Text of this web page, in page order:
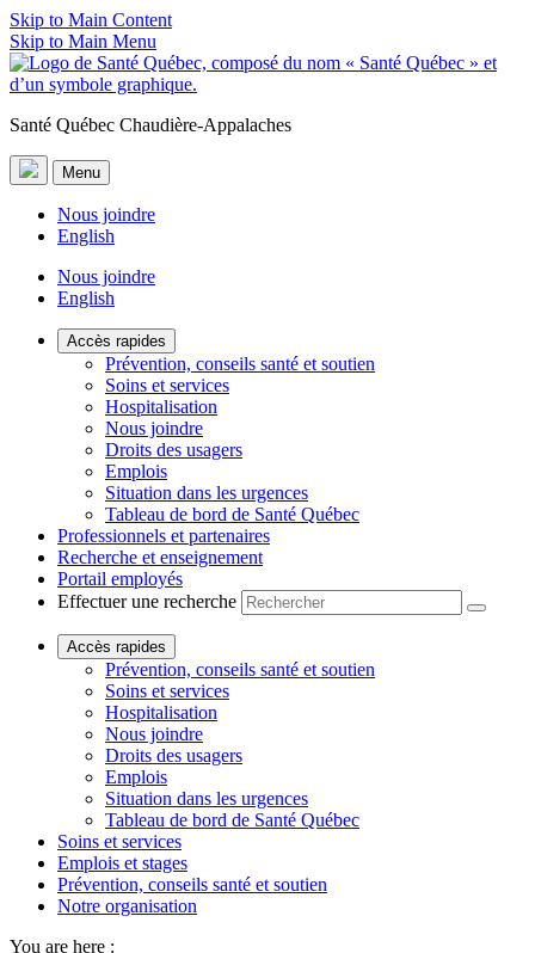
Skip to Main Content
Skip to Main Menu
Santé Québec Chaudière-Appalaches
Menu
Nous joindre
English
Nous joindre
English
Accès rapides
Prévention, conseils santé et soutien
Soins et services
Hospitalisation
Nous joindre
Droits des usagers
Emplois
Situation dans les urgences
Tableau de bord de Santé Québec
Professionnels et partenaires
Recherche et enseignement
Portail employés
Effectuer une recherche
Accès rapides
Prévention, conseils santé et soutien
Soins et services
Hospitalisation
Nous joindre
Droits des usagers
Emplois
Situation dans les urgences
Tableau de bord de Santé Québec
Soins et services
Emplois et stages
Prévention, conseils santé et soutien
Notre organisation
You are here :